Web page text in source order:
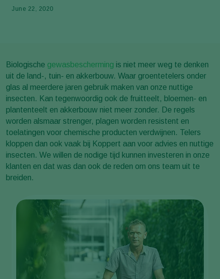
June 22, 2020
Biologische gewasbescherming is niet meer weg te denken
uit de land-, tuin- en akkerbouw. Waar groentetelers onder
glas al meerdere jaren gebruik maken van onze nuttige
insecten. Kan tegenwoordig ook de fruitteelt, bloemen- en
plantenteelt en akkerbouw niet meer zonder. De regels
worden alsmaar strenger, plagen worden resistent en
toelatingen voor chemische producten verdwijnen. Telers
kloppen dan ook vaak bij Koppert aan voor advies en nuttige
insecten. We willen de nodige tijd kunnen investeren in onze
klanten en dat was dan ook de reden om ons team uit te
breiden.